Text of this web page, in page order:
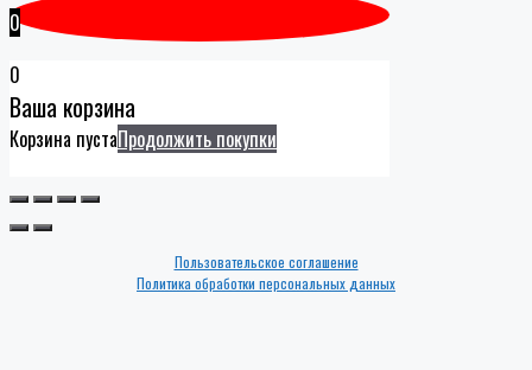
0
0
Ваша корзина
Корзина пустаПродолжить покупки
Пользовательское соглашение
Политика обработки персональных данных